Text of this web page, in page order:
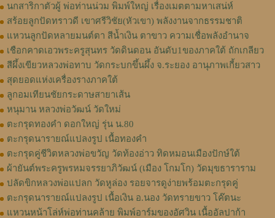
นกสาริกาตัวผู้ พ่อท่านน่วม พิมพ์ใหญ่ เรื่องเมตตามหาเสน่ห์
สร้อยลูกปัดทราวดี เขาศรีวิชัย(หัวเขา) พลังงานจากธรรมชาติ
แหวนลูกปัดหลายมนต์ตา สีน้ำเงิน ตาขาว ความเชื่อพลังอำนาจ
เชือกคาดเอวพระครูสุนทร วัดดินดอน อันดับ1ของภาคใต้ ถักเกลียว
สีผึ้งเขียวหลวงพ่อทาบ วัดกระบกขึ้นผึ้ง จ.ระยอง อานุภาพเกี้ยวสาว
สุดยอดแห่งเครื่องรางภาคใต้
ลูกอมเทียนชัยกระดาษสายาเส้น
หนุมาน หลวงพ่อวัฒน์ วัดใหม่
ตะกรุดทองคำ ดอกใหญ่ รุ่น น.80
ตะกรุดนารายณ์แปลงรูป เนื้อทองคำ
ตะกรุดคู่ชีวิตหลวงพ่อขวัญ วัดท้องอ่าว ทิดหมอนเมืองปักษ์ใต้
ผ้ายันต์พระครูพรหมจรรยาภิวัฒน์ (เมือง โกมโก) วัดมุขธาราราม
ปลัดขิกหลวงพ่อแปลก วัดหูล่อง รอยจารดูง่ายพร้อมตะกรุดคู่
ตะกรุดนารายณ์แปลงรูป เนื้อเงิน อ.นอง วัดทรายขาว โค๊ตนะ
แหวนหน้าโล่ห์พ่อท่านคล้าย พิมพ์อาร์มของอัศวิน เนื้ออัลปาก้า